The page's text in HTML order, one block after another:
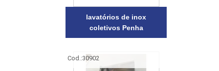
lavatórios de inox
coletivos Penha
Cod.:30902